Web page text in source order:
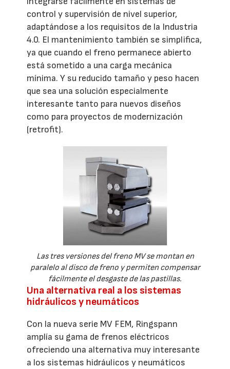
control y supervisión de nivel superior,
adaptándose a los requisitos de la Industria
4.0. El mantenimiento también se simplifica,
ya que cuando el freno permanece abierto
está sometido a una carga mecánica
mínima. Y su reducido tamaño y peso hacen
que sea una solución especialmente
interesante tanto para nuevos diseños
como para proyectos de modernización
(retrofit).
Las tres versiones del freno MV se montan en
paralelo al disco de freno y permiten compensar
fácilmente el desgaste de las pastillas.
Una alternativa real a los sistemas
hidráulicos y neumáticos
Con la nueva serie MV FEM, Ringspann
amplía su gama de frenos eléctricos
ofreciendo una alternativa muy interesante
a los sistemas hidráulicos y neumáticos